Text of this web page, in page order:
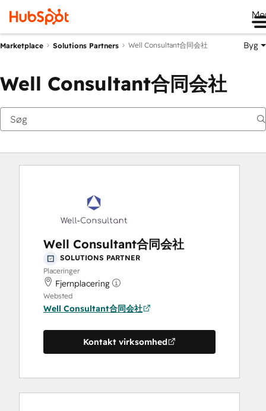
Marketplace Solutions Partners Well Consultant合同会社 Byg
Well Consultant合同会社
Well Consultant合同会社
SOLUTIONS PARTNER
Placeringer
Fjernplacering
Websted
Well Consultant合同会社
Kontakt virksomhed